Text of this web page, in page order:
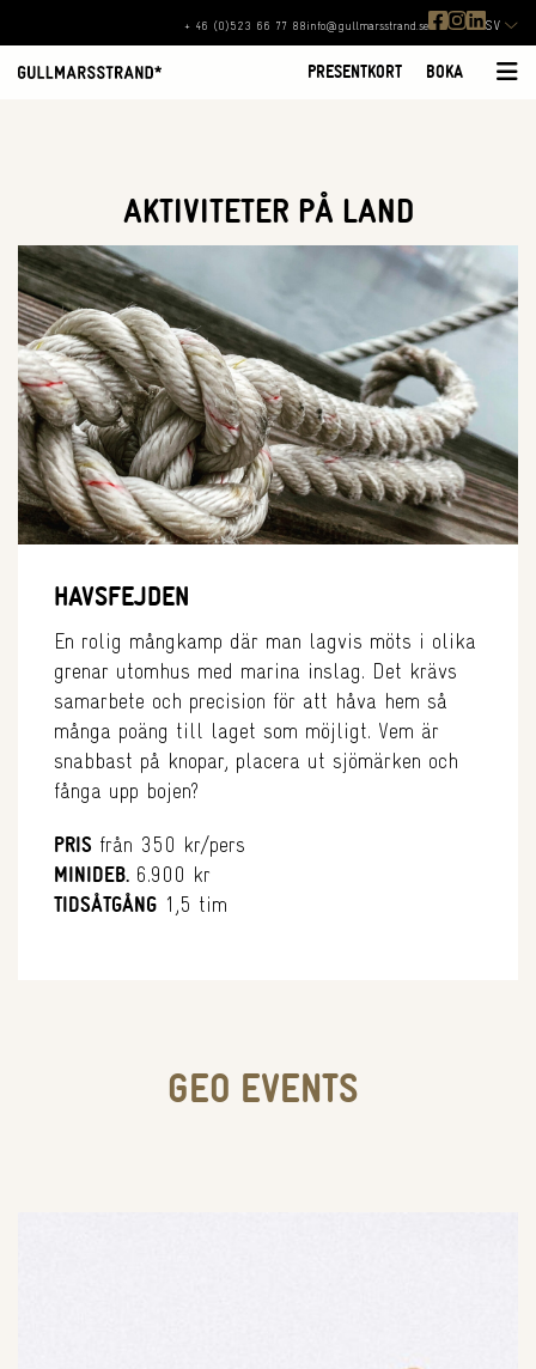
+ 46 (0)523 66 77 88 info@gullmarsstrand.se SV
PRESENTKORT BOKA
AKTIVITETER PÅ LAND
HAVSFEJDEN
En rolig mångkamp där man lagvis möts i olika
grenar utomhus med marina inslag. Det krävs
sam­­arbete och precision för att håva hem så
många poäng till laget som möjligt. Vem är
snabbast på knopar, placera ut sjömärken och
fånga upp bojen?
PRIS från 350 kr/pers
MINIDEB. 6.900 kr
TIDSÅTGÅNG 1,5 tim
GEO EVENTS